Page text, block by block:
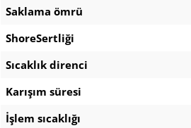
Saklama ömrü
ShoreSertliği
Sıcaklık direnci
Karışım süresi
İşlem sıcaklığı